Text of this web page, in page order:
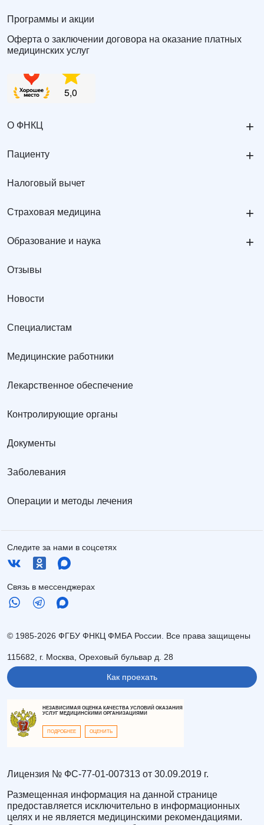
Программы и акции
Оферта о заключении договора на оказание платных
медицинских услуг
О ФНКЦ +
Пациенту +
Налоговый вычет
Страховая медицина +
Образование и наука +
Отзывы
Новости
Специалистам
Медицинские работники
Лекарственное обеспечение
Контролирующие органы
Документы
Заболевания
Операции и методы лечения
Следите за нами в соцсетях
Связь в мессенджерах
© 1985-2026 ФГБУ ФНКЦ ФМБА России. Все права защищены
115682, г. Москва, Ореховый бульвар д. 28
Как проехать
НЕЗАВИСИМАЯ ОЦЕНКА КАЧЕСТВА УСЛОВИЙ ОКАЗАНИЯ
УСЛУГ МЕДИЦИНСКИМИ ОРГАНИЗАЦИЯМИ
ПОДРОБНЕЕ ОЦЕНИТЬ
Лицензия № ФС-77-01-007313 от 30.09.2019 г.
Размещенная информация на данной странице
предоставляется исключительно в информационных
целях и не является медицинскими рекомендациями.